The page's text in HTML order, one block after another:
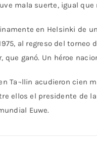
mala suerte, igual que
en Helsinki de
al regreso del torneo
que ganó. Un héroe
Ta¬llin acudieron cien
ellos el presidente de la
Euwe.